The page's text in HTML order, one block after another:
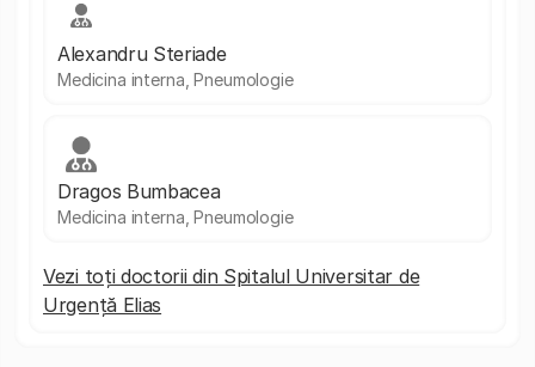
Alexandru Steriade
Medicina interna, Pneumologie
Dragos Bumbacea
Medicina interna, Pneumologie
Vezi toți doctorii din Spitalul Universitar de
Urgență Elias